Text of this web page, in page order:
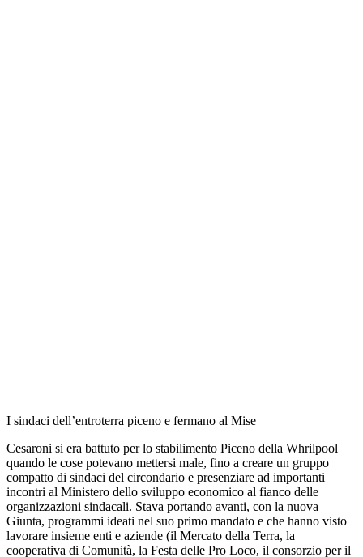
I sindaci dell’entroterra piceno e fermano al Mise
Cesaroni si era battuto per lo stabilimento Piceno della Whrilpool
quando le cose potevano mettersi male, fino a creare un gruppo
compatto di sindaci del circondario e presenziare ad importanti
incontri al Ministero dello sviluppo economico al fianco delle
organizzazioni sindacali. Stava portando avanti, con la nuova
Giunta, programmi ideati nel suo primo mandato e che hanno visto
lavorare insieme enti e aziende (il Mercato della Terra, la
cooperativa di Comunità, la Festa delle Pro Loco, il consorzio per il